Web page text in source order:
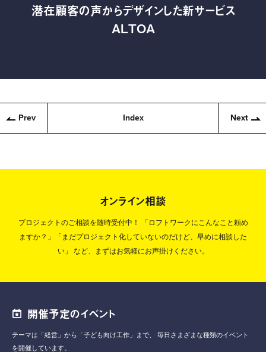
潜在顧客の声からデザインした新サービス
ALTOA
Prev Index Next
オンライン相談
プロジェクトのご相談を随時受付中！
「ロフトワークにこんなこと頼め
ますか？」「まだプロジェクト化していないのだけど、早めに相談した
い」
など、まずはお気軽にお声掛けください。
開催予定のイベント
テーマは「経営」から「子ども向け工作」まで、
毎日さまざまな種類のイベント
を開催しています。